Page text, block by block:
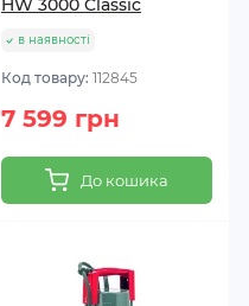
HW 3000 Classic
в наявності
Код товару: 112845
7 599 грн
До кошика